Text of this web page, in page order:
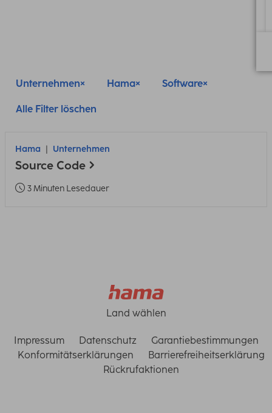
Unternehmen Hama Software
Alle Filter löschen
Hama Unternehmen
Source Code
3 Minuten Lesedauer
Land wählen
Impressum Datenschutz
Garantiebestimmungen
Konformitätserklärungen
Barrierefreiheitserklärung
Rückrufaktionen